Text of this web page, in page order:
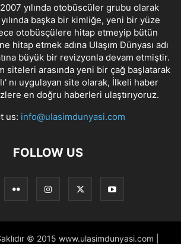
2007 yılında otobüscüler grubu olarak
başka bir kimliğe, yeni bir yüze
otobüsçülere hitap etmeyip bütün
hitap etmek adına Ulaşım Dünyası adı
büyük bir revizyonla devam etmiştir.
siteleri arasında yeni bir çağ başlatarak
nı uygulayan site olarak, İlkeli haber
en doğru haberleri ulaştırıyoruz.
us: info@ulasimdunyasi.com
FOLLOW US
© 2015 www.ulasimdunyasi.com |